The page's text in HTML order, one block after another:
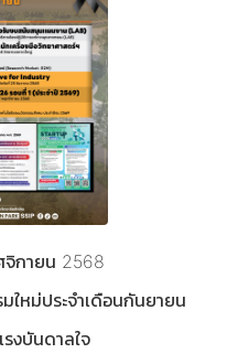
กายน 2568
ใหม่ประจำเดือนกันยายน
งบันดาลใจ